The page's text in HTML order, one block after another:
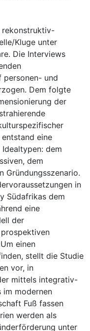
rekonstruktiv-
Kluge unter
Die Interviews
personen- und
Dem folgte
der
entstand eine
dem
dem
Gründungsszenario.
in
Südafrikas dem
eine
der
einen
stellt die Studie
vor, in
mittels integrativ-
im modernen
Fuß fassen
werden als
unter